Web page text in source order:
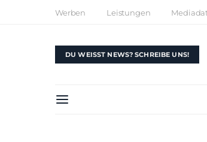
Werben Leistungen
DU WEISST NEWS? SCHREIBE UNS!